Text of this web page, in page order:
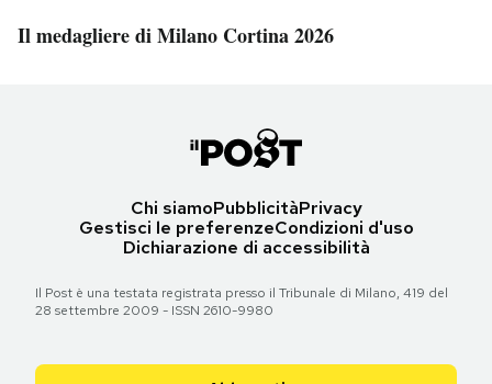
Il medagliere di Milano Cortina 2026
Chi siamoPubblicitàPrivacy
Gestisci le preferenzeCondizioni d'uso
Dichiarazione di accessibilità
Il Post è una testata registrata presso il Tribunale di Milano, 419 del
28 settembre 2009 - ISSN 2610-9980